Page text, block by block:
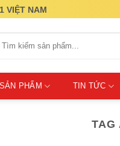
VIỆT NAM
SẢN PHẨM TIN TỨC
TAG